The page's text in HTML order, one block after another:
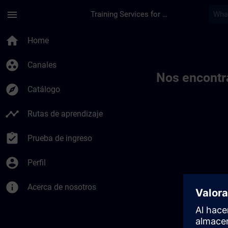
menu Training Services for Digital Industries
home Home
group_work Canales
explore Catálogo
timeline Rutas de aprendizaje
assignment_turned_in Prueba de ingreso
account_circle Perfil
info Acerca de nosotros
Nos